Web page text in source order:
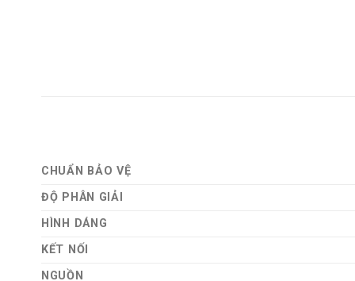
CHUẨN BẢO VỆ
ĐỘ PHÂN GIẢI
HÌNH DÁNG
KẾT NỐI
NGUỒN